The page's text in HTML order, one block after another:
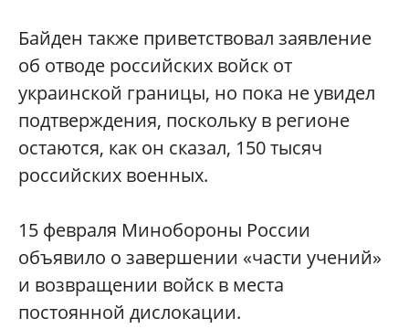
Байден также приветствовал заявление
об отводе российских войск от
украинской границы, но пока не увидел
подтверждения, поскольку в регионе
остаются, как он сказал, 150 тысяч
российских военных.
15 февраля Минобороны России
объявило о завершении «части учений»
и возвращении войск в места
постоянной дислокации.